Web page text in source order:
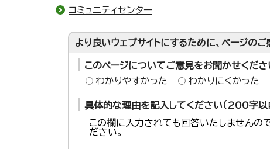
コミュニティセンター
より良いウェブサイトにするために、ページの
このページについてご意見をお聞かせくださ
わかりやすかった
わかりにくかった
具体的な理由を記入してください（200字以